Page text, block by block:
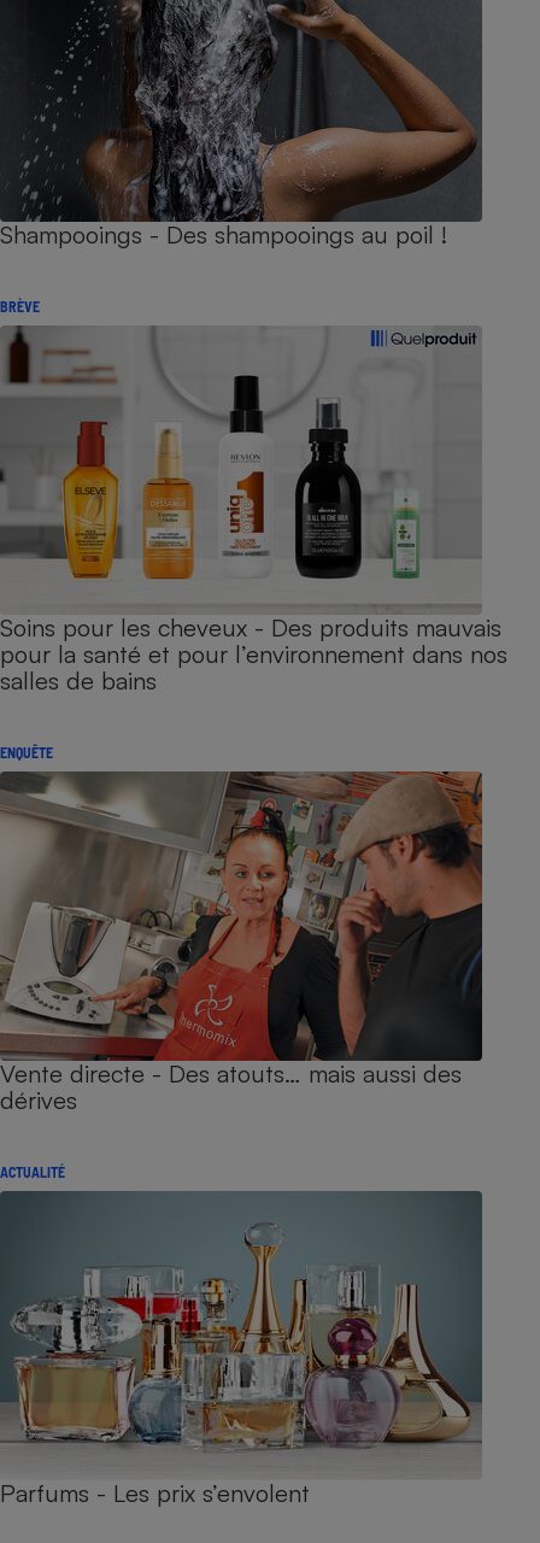
Shampooings - Des shampooings au poil !
BRÈVE
Soins pour les cheveux - Des produits mauvais
pour la santé et pour l’environnement dans nos
salles de bains
ENQUÊTE
Vente directe - Des atouts… mais aussi des
dérives
ACTUALITÉ
Parfums - Les prix s’envolent